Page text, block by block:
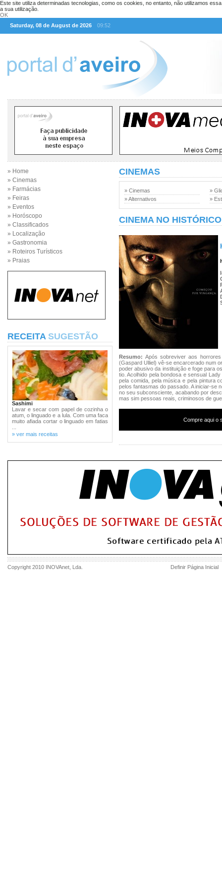
Este site utiliza determinadas tecnologias, como os cookies, no entanto, não utilizamos
a sua utilização.
OK
Saturday, 08 de August de 2026
09:52
» Home
» Cinemas
» Farmácias
» Feiras
» Eventos
» Horóscopo
» Classificados
» Localização
» Gastronomia
» Roteiros Turísticos
» Praias
RECEITA SUGESTÃO
Sashimi
Lavar e secar com papel de cozinha o
atum, o linguado e a lula. Com uma faca
muito afiada cortar o linguado em fatias
» ver mais receitas
CINEMAS
» Cinemas
» Alternativos
»
»
CINEMA NO HISTÓRICO
Resumo:Após sobreviver aos
(Gaspard Ulliel) vê-se encarcerado num
poder abusivo da instituição e foge para
tio. Acolhido pela bondosa e sensual
pela comida, pela música e pela pintura
pelos fantasmas do passado. A iniciar-se
no seu subconsciente, acabando por
mas sim pessoas reais, criminosos de
Compre aqui o
Copyright 2010 INOVAnet , Lda. Definir Página Inicial